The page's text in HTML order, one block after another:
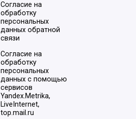
Согласие на
обработку
персональных
данных обратной
связи
Согласие на
обработку
персональных
данных с помощью
сервисов
Yandex.Metrika,
LiveInternet,
top.mail.ru